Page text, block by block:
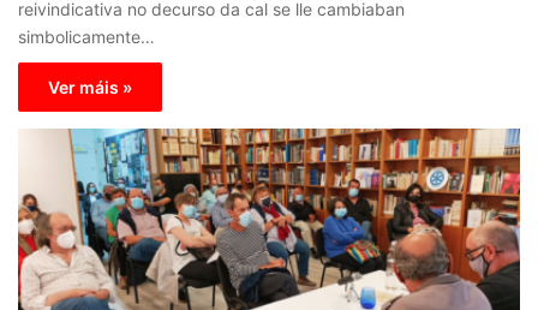
reivindicativa no decurso da cal se lle cambiaban
simbolicamente…
Ver máis »